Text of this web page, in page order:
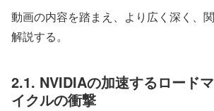
動画の内容を踏まえ、より広く深く、
解説する。
2.1. NVIDIAの加速するロード
イクルの衝撃